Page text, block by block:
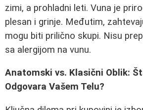
zimi, a prohladni leti. Vuna je
plesan i grinje. Međutim,
mogu biti prilično skupi. Nisu
sa alergijom na vunu.
Anatomski vs. Klasični Oblik:
Odgovara Vašem Telu?